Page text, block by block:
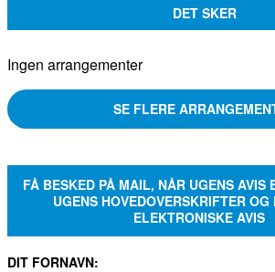
DET SKER
Ingen arrangementer
SE FLERE
FÅ BESKED PÅ MAIL, NÅR UGENS AVIS
UGENS HOVEDOVERSKRIFTER
ELEKTRONISKE AVIS
DIT FORNAVN: